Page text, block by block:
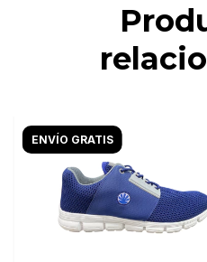
ENVÍO GRATIS